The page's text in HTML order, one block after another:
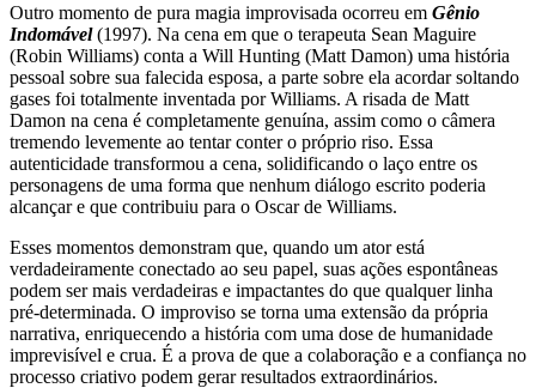
Outro momento de pura magia improvisada ocorreu em Gênio
Indomável(1997). Na cena em que o terapeuta Sean Maguire
(Robin Williams) conta a Will Hunting (Matt Damon) uma história
pessoal sobre sua falecida esposa, a parte sobre ela acordar soltando
gases foi totalmente inventada por Williams. A risada de Matt
Damon na cena é completamente genuína, assim como o câmera
tremendo levemente ao tentar conter o próprio riso. Essa
autenticidade transformou a cena, solidificando o laço entre os
personagens de uma forma que nenhum diálogo escrito poderia
alcançar e que contribuiu para o Oscar de Williams.
Esses momentos demonstram que, quando um ator está
verdadeiramente conectado ao seu papel, suas ações espontâneas
podem ser mais verdadeiras e impactantes do que qualquer linha
pré-determinada. O improviso se torna uma extensão da própria
narrativa, enriquecendo a história com uma dose de humanidade
imprevisível e crua. É a prova de que a colaboração e a confiança no
processo criativo podem gerar resultados extraordinários.